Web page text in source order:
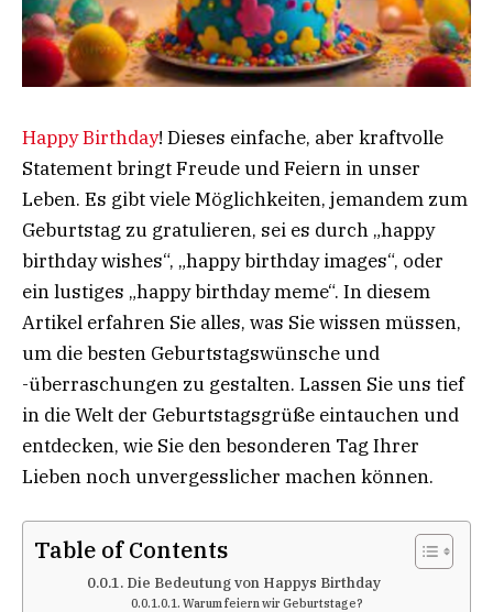
Happy Birthday! Dieses einfache, aber kraftvolle
Statement bringt Freude und Feiern in unser
Leben. Es gibt viele Möglichkeiten, jemandem zum
Geburtstag zu gratulieren, sei es durch „happy
birthday wishes“, „happy birthday images“, oder
ein lustiges „happy birthday meme“. In diesem
Artikel erfahren Sie alles, was Sie wissen müssen,
um die besten Geburtstagswünsche und
-überraschungen zu gestalten. Lassen Sie uns tief
in die Welt der Geburtstagsgrüße eintauchen und
entdecken, wie Sie den besonderen Tag Ihrer
Lieben noch unvergesslicher machen können.
Table of Contents
Die Bedeutung von Happys Birthday
Warum feiern wir Geburtstage?